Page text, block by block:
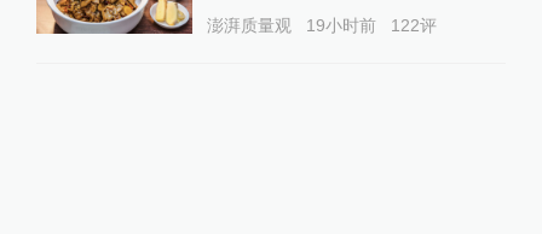
澎湃质量观 19小时前 122评